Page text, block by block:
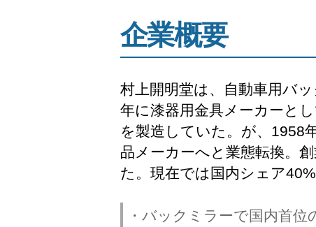
企業概要
村上開明堂は、自動車用バ
年に漆器用金具メーカーと
を製造していた。が、1958
品メーカーへと業態転換。
た。現在では国内シェア
・バックミラーで国内首